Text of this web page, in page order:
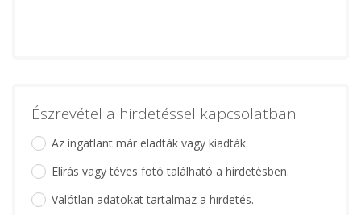
Észrevétel a hirdetéssel kapcsolatban
Az ingatlant már eladták vagy kiadták.
Elírás vagy téves fotó található a hirdetésben.
Valótlan adatokat tartalmaz a hirdetés.